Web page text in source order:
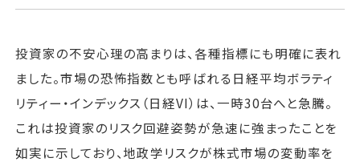
投資家の不安心理の高まりは、各種指標にも明確に表れ
ました。市場の恐怖指数とも呼ばれる日経平均ボラティ
リティー・インデックス（日経VI）は、一時30台へと急騰。
これは投資家のリスク回避姿勢が急速に強まったことを
如実に示しており、地政学リスクが株式市場の変動率を